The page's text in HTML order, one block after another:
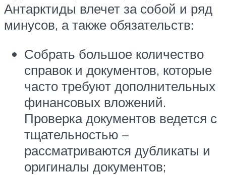
Антарктиды влечет за собой и ряд
минусов, а также обязательств:
Собрать большое количество
справок и документов, которые
часто требуют дополнительных
финансовых вложений.
Проверка документов ведется с
тщательностью –
рассматриваются дубликаты и
оригиналы документов;